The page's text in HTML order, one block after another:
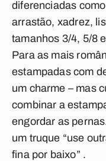
diferenciadas
arrastão, xadrez,
tamanhos 3/4, 5/8
Para as mais
estampadas com
um charme – mas
combinar a
engordar as
um truque “use
fina por baixo” .